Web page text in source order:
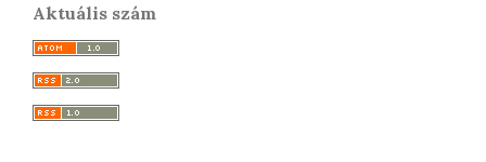
Aktuális szám